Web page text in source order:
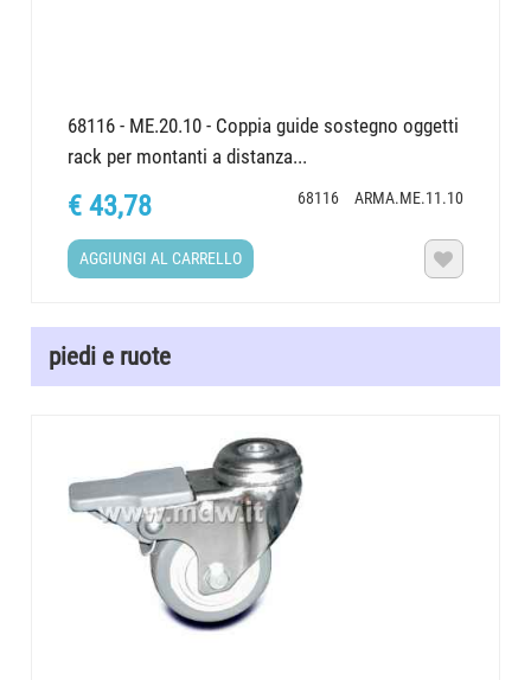
68116 - ME.20.10 - Coppia guide sostegno oggetti
rack per montanti a distanza...
68116 ARMA.ME.11.10
€ 43,78
AGGIUNGI AL CARRELLO 
piedi e ruote